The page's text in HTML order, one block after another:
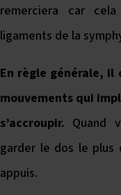
remerciera car
ligaments de la
En règle générale, il
mouvements qui
s’accroupir. Quand
garder le dos le plus
appuis.